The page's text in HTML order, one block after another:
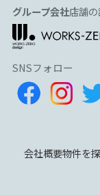
グループ会社店舗
SNSフォロー
会社概要物件を